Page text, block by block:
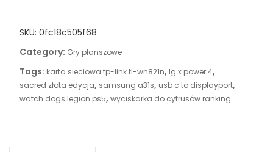
SKU: 0fc18c505f68
Category: Gry planszowe
Tags: karta sieciowa tp-link tl-wn821n, lg x power 4,
sacred złota edycja, samsung a31s, usb c to displayport,
watch dogs legion ps5, wyciskarka do cytrusów ranking